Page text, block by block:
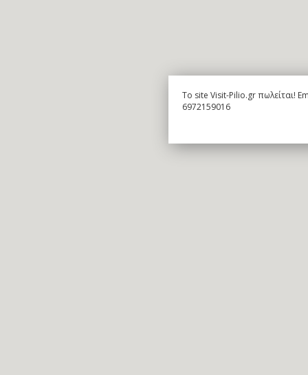
To site Visit-Pilio.gr πωλείται!
6972159016